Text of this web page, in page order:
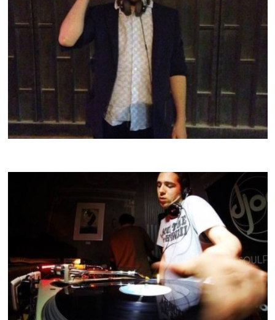
EPH DÉ
CRACKI MIX #32